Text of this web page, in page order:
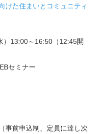
けた住まいとコミュニティ
）13:00～16:50（12:45開
セミナー
前申込制、定員に達し次